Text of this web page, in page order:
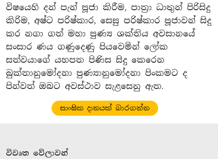
විෂයෙහි දන් පැන් පූජා කිරීම, පාත්‍රා ධාතුන් පිරිසිදු
කිරිම, අෂ්ට පරිෂ්කාර, සෙසු පරිෂ්කාර පූජාවන් සිදු
කර නගා ගත් මහා පුණ්‍ය ශක්තිය අවසානයේ
සංසාර ණය ගණුදෙණු පියවෙමින් ලෝක
සත්වයාගේ යහපත පිණිස සිදු කෙරෙන
බුක්තානුමෝදනා පුණ්‍යානුමෝදනා පිංකමට ද
පින්වත් ඔබට අවස්ථාව සැළසෙනු ඇත.
සාංඝික දානයක් බාරගන්න
විවෘත වේලාවන්